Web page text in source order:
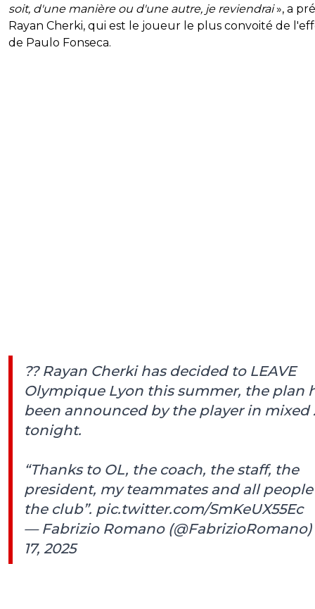
soit, d'une manière ou d'une autre, je reviendrai», a
Rayan Cherki, qui est le joueur le plus convoité de
de Paulo Fonseca.
?? Rayan Cherki has decided to LEAVE
Olympique Lyon this summer, the plan
been announced by the player in mixed
tonight.
“Thanks to OL, the coach, the staff, the
president, my teammates and all
the club”. pic.twitter.com/SmKeUX55Ec
— Fabrizio Romano (@FabrizioRomano)
17, 2025